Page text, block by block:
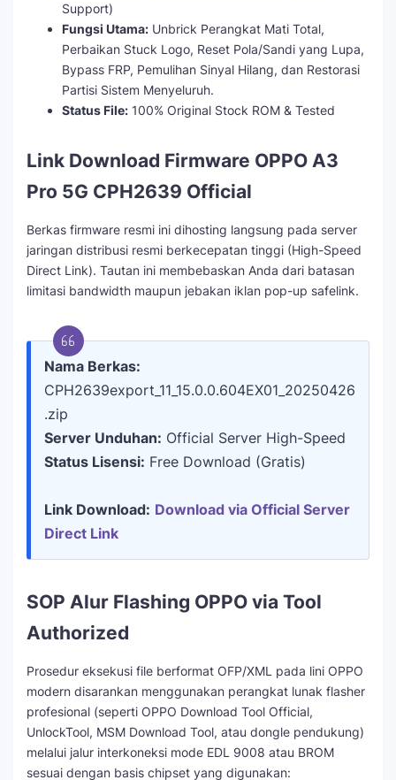
Support)
Fungsi Utama: Unbrick Perangkat Mati Total,
Perbaikan Stuck Logo, Reset Pola/Sandi yang Lupa,
Bypass FRP, Pemulihan Sinyal Hilang, dan Restorasi
Partisi Sistem Menyeluruh.
Status File: 100% Original Stock ROM & Tested
Link Download Firmware OPPO A3
Pro 5G CPH2639 Official
Berkas firmware resmi ini dihosting langsung pada server
jaringan distribusi resmi berkecepatan tinggi (High-Speed
Direct Link). Tautan ini membebaskan Anda dari batasan
limitasi bandwidth maupun jebakan iklan pop-up safelink.
Nama Berkas:
CPH2639export_11_15.0.0.604EX01_20250426
.zip
Server Unduhan: Official Server High-Speed
Status Lisensi: Free Download (Gratis)
Link Download: Download via Official Server
Direct Link
SOP Alur Flashing OPPO via Tool
Authorized
Prosedur eksekusi file berformat OFP/XML pada lini OPPO
modern disarankan menggunakan perangkat lunak flasher
profesional (seperti OPPO Download Tool Official,
UnlockTool, MSM Download Tool, atau dongle pendukung)
melalui jalur interkoneksi mode EDL 9008 atau BROM
sesuai dengan basis chipset yang digunakan: